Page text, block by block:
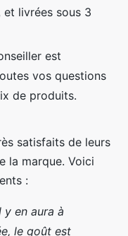
et livrées sous 3
est
vos questions
de produits.
satisfaits de leurs
la marque. Voici
:
y en aura à
le goût est